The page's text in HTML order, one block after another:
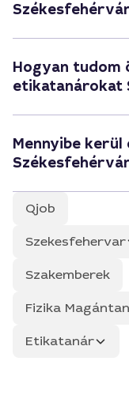
Hogyan tudom
etikatanárokat
Mennyibe
Qjob
Szekesfehervar
Szakemberek
Fizika
Etikatanár